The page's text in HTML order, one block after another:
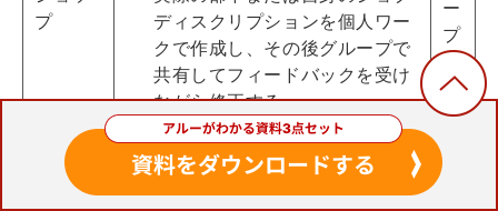
プ
ディスクリプションを個人ワー
クで作成し、その後グループで
共有してフィードバックを受け
ながら修正する
ー
プ
ワ
ー
ク
狙い：外国人部下にとっても納
得のいく目標を設定できるよう